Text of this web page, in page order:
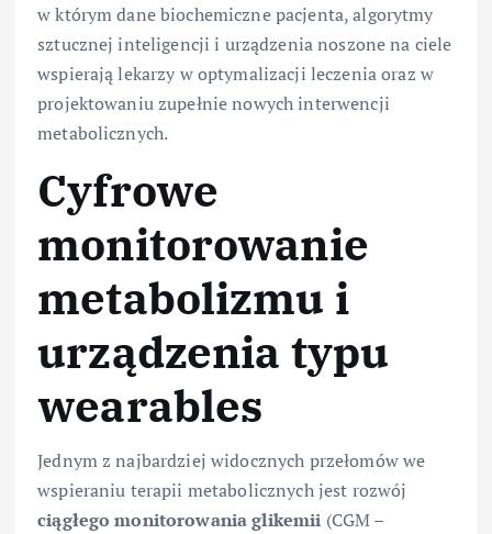
w którym dane biochemiczne pacjenta, algorytmy
sztucznej inteligencji i urządzenia noszone na ciele
wspierają lekarzy w optymalizacji leczenia oraz w
projektowaniu zupełnie nowych interwencji
metabolicznych.
Cyfrowe
monitorowanie
metabolizmu i
urządzenia typu
wearables
Jednym z najbardziej widocznych przełomów we
wspieraniu terapii metabolicznych jest rozwój
ciągłego monitorowania glikemii (CGM –